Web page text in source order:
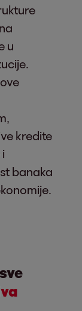
u
kredite
banaka